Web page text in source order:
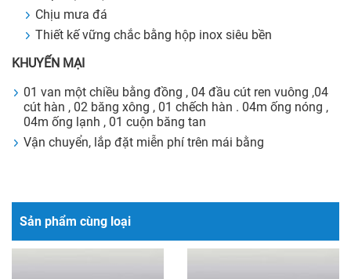
Chịu mưa đá
Thiết kế vững chắc bằng hộp inox siêu bền
KHUYẾN MẠI
01 van một chiều bằng đồng , 04 đầu cút ren vuông ,04
cút hàn , 02 băng xông , 01 chếch hàn . 04m ống nóng ,
04m ống lạnh , 01 cuộn băng tan
Vận chuyển, lắp đặt miễn phí trên mái bằng
Sản phẩm cùng loại